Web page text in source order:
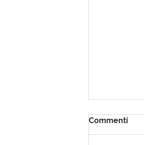
Commenti